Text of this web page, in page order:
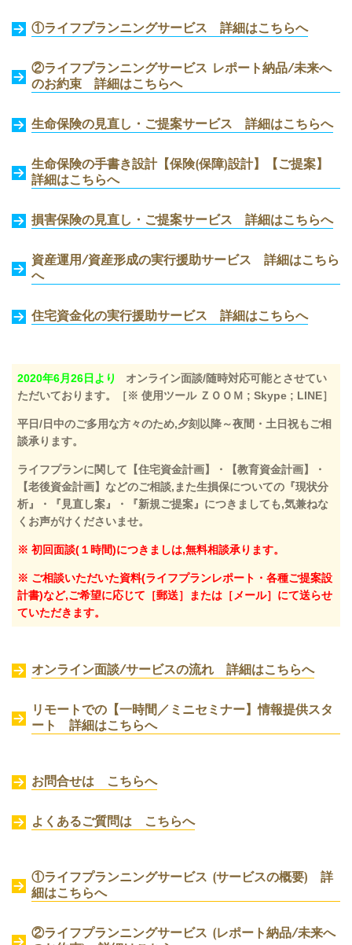
①ライフプランニングサービス 詳細はこちらへ
②ライフプランニングサービス レポート納品/未来へ
のお約束 詳細はこちらへ
生命保険の見直し・ご提案サービス 詳細はこちらへ
生命保険の手書き設計【保険(保障)設計】【ご提案】
詳細はこちらへ
損害保険の見直し・ご提案サービス 詳細はこちらへ
資産運用/資産形成の実行援助サービス 詳細はこちら
へ
住宅資金化の実行援助サービス 詳細はこちらへ
2020年6月26日より
オンライン面談/随時対応可能とさせてい
ただいております。［※ 使用ツール ＺＯＯＭ ; Skype ; LINE］
平日/日中のご多用な方々のため,夕刻以降～夜間・土日祝もご相
談承ります。
ライフプランに関して【住宅資金計画】・【教育資金計画】・
【老後資金計画】などのご相談,また生損保についての『現状分
析』・『見直し案』・『新規ご提案』につきましても,気兼ねな
くお声がけくださいませ。
※ 初回面談(１時間)につきましは,無料相談承ります。
※ ご相談いただいた資料(ライフプランレポート・各種ご提案設
計書)など,ご希望に応じて［郵送］または［メール］にて送らせ
ていただきます。
オンライン面談/サービスの流れ 詳細はこちらへ
リモートでの【一時間／ミニセミナー】情報提供スタ
ート 詳細はこちらへ
お問合せは こちらへ
よくあるご質問は こちらへ
①ライフプランニングサービス (サービスの概要) 詳
細はこちらへ
②ライフプランニングサービス (レポート納品/未来へ